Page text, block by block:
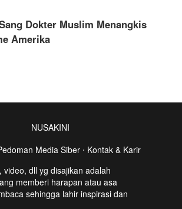
Dokter Muslim Menangkis
Amerika
NUSAKINI
Media Siber⋅ Kontak & Karir
video, dll yg disajikan adalah
memberi harapan atau asa
sehingga lahir inspirasi dan